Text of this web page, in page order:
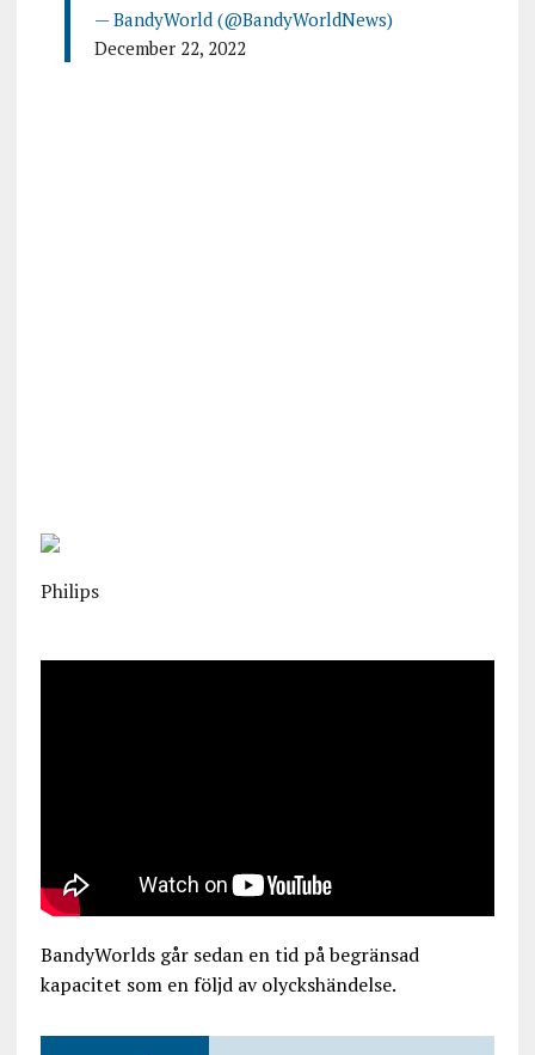
— BandyWorld (@BandyWorldNews)
December 22, 2022
Philips
BandyWorlds går sedan en tid på begränsad
kapacitet som en följd av olyckshändelse.